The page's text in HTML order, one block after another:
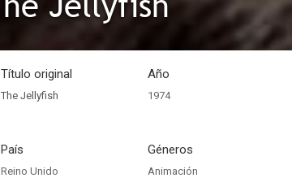
Título original
The Jellyfish
Año
1974
País
Reino Unido
Géneros
Animación